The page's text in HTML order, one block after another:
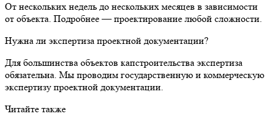
От нескольких недель до нескольких месяцев в зависимости
от объекта. Подробнее — проектирование любой сложности.
Нужна ли экспертиза проектной документации?
Для большинства объектов капстроительства экспертиза
обязательна. Мы проводим государственную и коммерческую
экспертизу проектной документации.
Читайте также